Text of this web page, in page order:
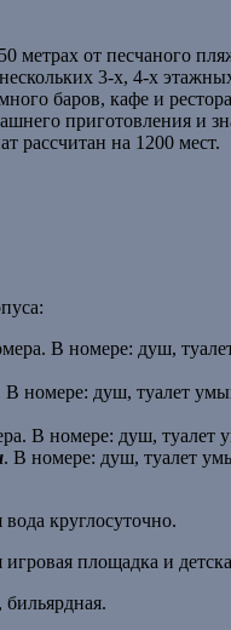
метрах от песчаного
3-х, 4-х
баров, кафе и
приготовления и
рассчитан на 1200 мест.
В номере: душ,
В номере: душ, туалет
В номере: душ, туалет
. В номере: душ, туалет
вода круглосуточно.
игровая площадка и
бильярдная.